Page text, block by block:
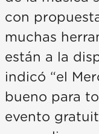
con
muchas
están a la
indicó “el
bueno para
evento